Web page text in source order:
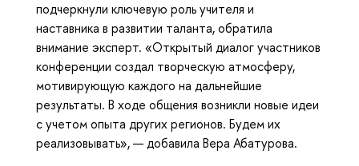
подчеркнули ключевую роль учителя и
наставника в развитии таланта, обратила
внимание эксперт. «Открытый диалог участников
конференции создал творческую атмосферу,
мотивирующую каждого на дальнейшие
результаты. В ходе общения возникли новые идеи
с учетом опыта других регионов. Будем их
реализовывать», — добавила Вера Абатурова.